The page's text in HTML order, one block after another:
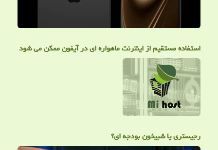
استفاده مستقیم از اینترنت ماهواره ای در آیفون ممکن می شود
رجیستری یا شبیخون بودجه ای؟